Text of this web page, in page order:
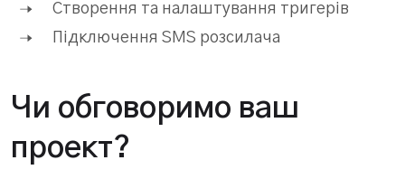
Створення та налаштування тригерів
Підключення SMS розсилача
Чи обговоримо ваш
проект?